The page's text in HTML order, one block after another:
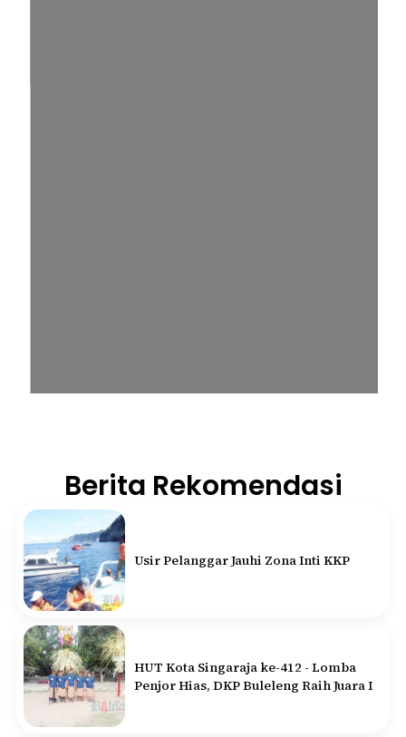
Berita Rekomendasi
Usir Pelanggar Jauhi Zona Inti KKP
HUT Kota Singaraja ke-412 - Lomba
Penjor Hias, DKP Buleleng Raih Juara I